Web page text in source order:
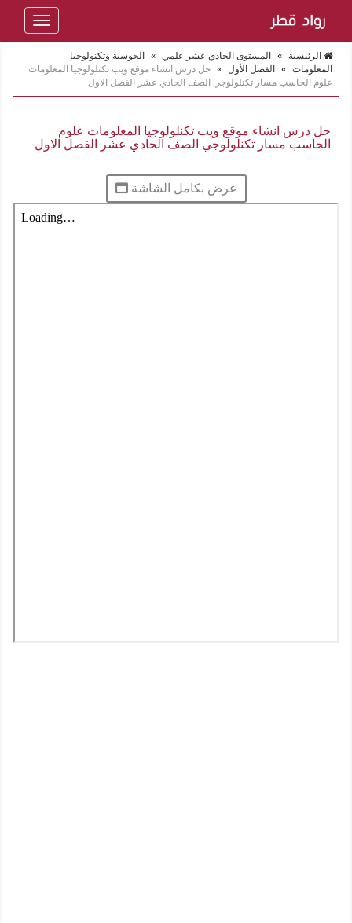
Toggle
الرئيسية » المستوى الحادي عشر علمي »
الحوسبة وتكنولوجيا
المعلومات » الفصل الأول » حل درس انشاء موقع ويب تكنلولوجيا المعلومات
علوم الحاسب مسار تكنلولوجي الصف الحادي عشر الفصل الاول
حل درس انشاء موقع ويب تكنلولوجيا المعلومات علوم
الحاسب مسار تكنلولوجي الصف الحادي عشر الفصل الاول
عرض بكامل الشاشة